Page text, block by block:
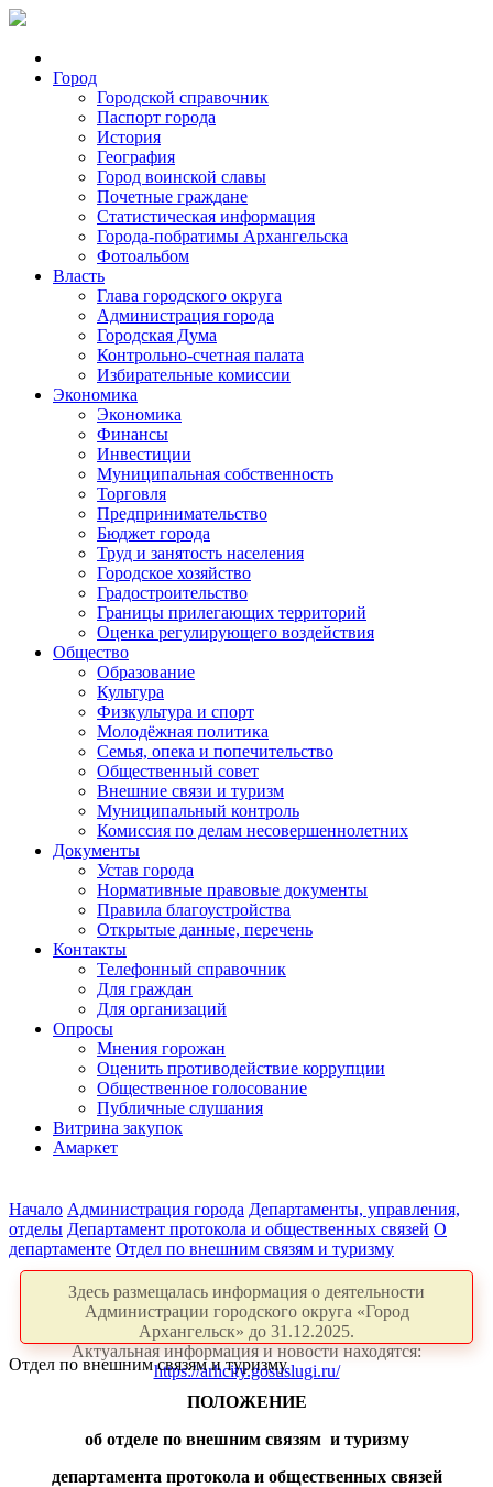
Город
Городской справочник
Паспорт города
История
География
Город воинской славы
Почетные граждане
Статистическая информация
Города-побратимы Архангельска
Фотоальбом
Власть
Глава городского округа
Администрация города
Городская Дума
Контрольно-счетная палата
Избирательные комиссии
Экономика
Экономика
Финансы
Инвестиции
Муниципальная собственность
Торговля
Предпринимательство
Бюджет города
Труд и занятость населения
Городское хозяйство
Градостроительство
Границы прилегающих территорий
Оценка регулирующего воздействия
Общество
Образование
Культура
Физкультура и спорт
Молодёжная политика
Семья, опека и попечительство
Общественный совет
Внешние связи и туризм
Муниципальный контроль
Комиссия по делам несовершеннолетних
Документы
Устав города
Нормативные правовые документы
Правила благоустройства
Открытые данные, перечень
Контакты
Телефонный справочник
Для граждан
Для организаций
Опросы
Мнения горожан
Оценить противодействие коррупции
Общественное голосование
Публичные слушания
Витрина закупок
Амаркет
Начало Администрация города Департаменты, управления,
отделы Департамент протокола и общественных связей О
департаменте Отдел по внешним связям и туризму
Здесь размещалась информация о деятельности
Администрации городского округа «Город
Архангельск» до 31.12.2025.
Актуальная информация и новости находятся:
https://arhcity.gosuslugi.ru/
Отдел по внешним связям и туризму
ПОЛОЖЕНИЕ
об отделе по внешним связям и туризму
департамента протокола и общественных связей